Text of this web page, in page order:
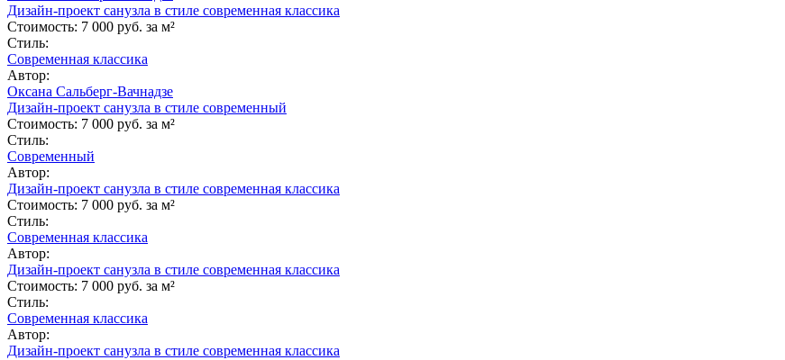
Дизайн-проект санузла в стиле современная классика
Стоимость: 7 000 руб. за м²
Стиль:
Современная классика
Автор:
Оксана Сальберг-Вачнадзе
Дизайн-проект санузла в стиле современный
Стоимость: 7 000 руб. за м²
Стиль:
Современный
Автор:
Дизайн-проект санузла в стиле современная классика
Стоимость: 7 000 руб. за м²
Стиль:
Современная классика
Автор:
Дизайн-проект санузла в стиле современная классика
Стоимость: 7 000 руб. за м²
Стиль:
Современная классика
Автор:
Дизайн-проект санузла в стиле современная классика